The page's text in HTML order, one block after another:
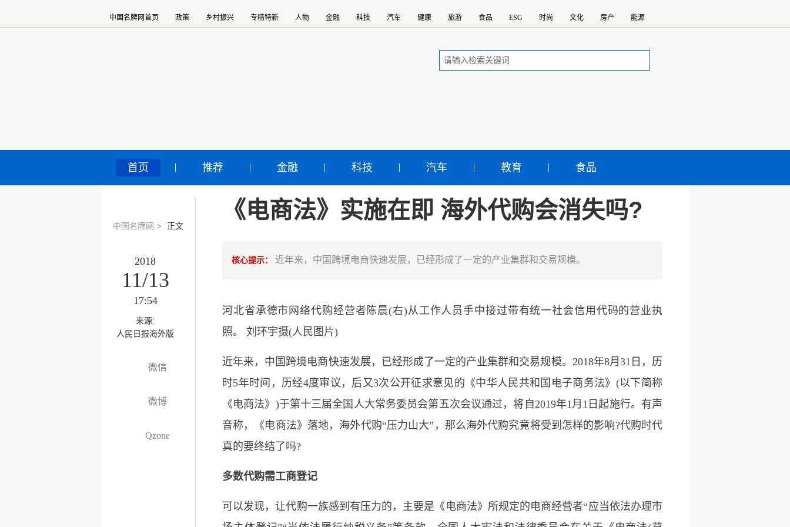
中国名牌网首页 政策 乡村振兴 专精特新 人物 金融 科技 汽车 健康 旅游 食品 ESG 时尚 文化 房产 能源
首页 推荐 金融 科技 汽车 教育 食品
中国名牌网 > 正文
2018
11/13
17:54
来源:
人民日报海外版
微信
微博
Qzone
《电商法》实施在即 海外代购会消失吗?
核心提示： 近年来，中国跨境电商快速发展，已经形成了一定的产业集群和交易规模。
河北省承德市网络代购经营者陈晨(右)从工作人员手中接过带有统一社会信用代码的营业执
照。 刘环宇摄(人民图片)
近年来，中国跨境电商快速发展，已经形成了一定的产业集群和交易规模。2018年8月31日，历
时5年时间，历经4度审议，后又3次公开征求意见的《中华人民共和国电子商务法》(以下简称
《电商法》)于第十三届全国人大常务委员会第五次会议通过，将自2019年1月1日起施行。有声
音称，《电商法》落地，海外代购“压力山大”，那么海外代购究竟将受到怎样的影响?代购时代
真的要终结了吗?
多数代购需工商登记
可以发现，让代购一族感到有压力的，主要是《电商法》所规定的电商经营者“应当依法办理市